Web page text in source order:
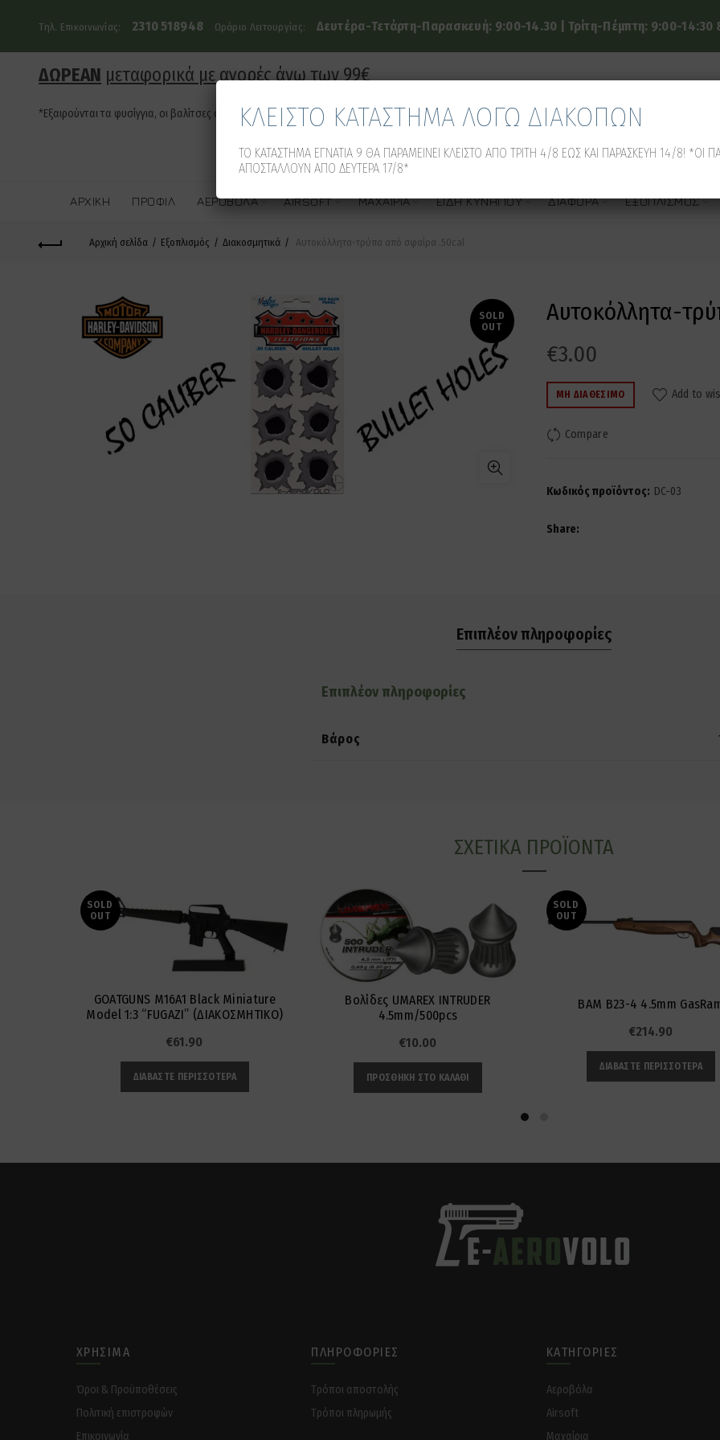
Τηλ. Επικοινωνίας: 2310 518948 Ωράριο Λειτουργίας: Δευτέρα-Τετάρτη-Παρασκευή: 9:00-14.30 | Τρίτη-Πέμπτη: 9:00-14:30
ΔΩΡΕΑΝ μεταφορικά με αγορές άνω των 99€
*Εξαιρούνται τα φυσίγγια, οι βαλίτσες όπλων και τα οπλοκιβώτια
ΑΡΧΙΚΉ ΠΡΟΦΊΛ ΑΕΡΟΒΌΛΑ AIRSOFT ΜΑΧΑΊΡΙΑ ΕΊΔΗ ΚΥΝΗΓΙΟΎ ΔΙΆΦΟΡΑ ΕΞΟΠΛΙΣΜΌΣ
Αρχική σελίδα Εξοπλισμός Διακοσμητικά Αυτοκόλλητα-τρύπα από σφαίρα .50cal
SOLD
OUT
Αυτοκόλλητα-
€3.00
ΜΗ ΔΙΑΘΈΣΙΜΟ Add to
Compare
Κωδικός προϊόντος: DC-03
Share
Επιπλέον πληροφορίες
Επιπλέον πληροφορίες
Βάρος
ΣΧΕΤΙΚΆ ΠΡΟΪΌΝΤΑ
SOLD
OUT
GOATGUNS M16A1 Black Miniature
Model 1:3 “FUGAZI” (ΔΙΑΚΟΣΜΗΤΙΚΟ)
€61.90
ΔΙΑΒΆΣΤΕ ΠΕΡΙΣΣΌΤΕΡΑ
Βολίδες UMAREX INTRUDER
4.5mm/500pcs
€10.00
ΠΡΟΣΘΉΚΗ ΣΤΟ ΚΑΛΆΘΙ
SOLD
OUT
BAM B23-4 4.5mm
€214.90
ΔΙΑΒΆΣΤΕ ΠΕΡΙΣΣΌΤΕΡΑ
ΧΡΉΣΙΜΑ
Όροι & Προϋποθέσεις
Πολιτική επιστροφών
Επικοινωνία
ΠΛΗΡΟΦΟΡΊΕΣ
Tρόποι αποστολής
Tρόποι πληρωμής
ΚΑΤΗΓΟΡΊΕΣ
Αεροβόλα
Airsoft
Μαχαίρια
ΚΛΕΙΣΤΟ ΚΑΤΑΣΤΗΜΑ ΛΟΓΩ ΔΙΑΚΟΠΩΝ
ΤΟ ΚΑΤΑΣΤΗΜΑ ΕΓΝΑΤΙΑ 9 ΘΑ ΠΑΡΑΜΕΙΝΕΙ ΚΛΕΙΣΤΟ ΑΠΟ ΤΡΙΤΗ 4/8 ΕΩΣ ΚΑΙ ΠΑΡΑΣΚΕΥΗ 14/8! *ΟΙ
ΑΠΟΣΤΑΛΛΟΥΝ ΑΠΟ ΔΕΥΤΕΡΑ 17/8*